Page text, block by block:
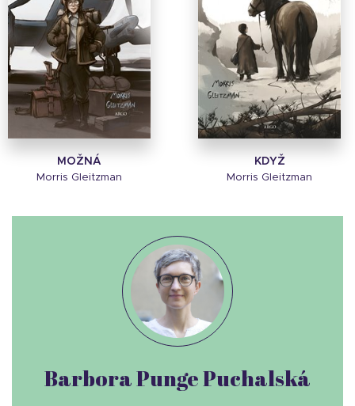
MOŽNÁ
Morris Gleitzman
KDYŽ
Morris Gleitzman
Barbora Punge Puchalská